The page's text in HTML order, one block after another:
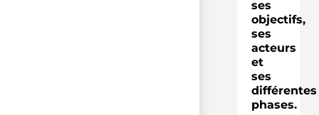
ses
objectifs,
ses
acteurs
et
ses
différentes
phases.